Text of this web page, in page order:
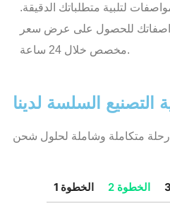
لتلبية متطلباتك الدقيقة.
للحصول على عرض سعر
مخصص خلال 24 ساعة.
التصنيع السلسة لدينا
الخطوة 1 الخطوة 2